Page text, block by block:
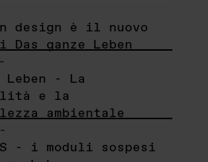
design è il nuovo
ganze Leben
Leben - La
e la
ambientale
- i moduli sospesi